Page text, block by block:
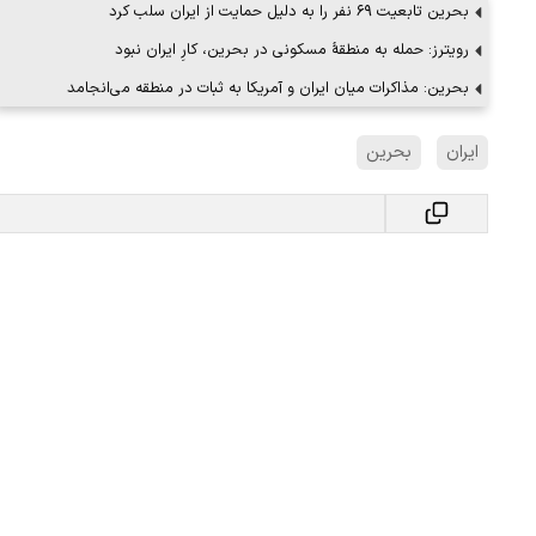
بحرین تابعیت ۶۹ نفر را به دلیل حمایت از ایران سلب کرد
رویترز: حمله به منطقهٔ مسکونی در بحرین، کارِ ایران نبود
بحرین: مذاکرات میان ایران و آمریکا به ثبات در منطقه می‌انجامد
ایران بحرین
لحظه حمله به بیت
پزشکیان: از حد و حدود خودمان دفاع